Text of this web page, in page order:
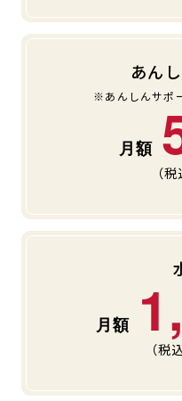
あん
※あんしんサポ
（
（税